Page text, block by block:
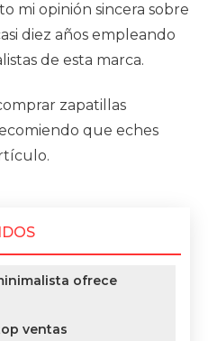
mi opinión sincera sobre
diez años empleando
de esta marca.
zapatillas
que eches
ofrece
ventas